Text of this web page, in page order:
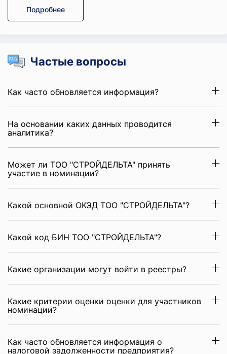
Подробнее
Частые вопросы
Как часто обновляется информация?
На основании каких данных проводится
аналитика?
Может ли ТОО "СТРОЙДЕЛЬТА" принять
участие в номинации?
Какой основной ОКЭД ТОО "СТРОЙДЕЛЬТА"?
Какой код БИН ТОО "СТРОЙДЕЛЬТА"?
Какие организации могут войти в реестры?
Какие критерии оценки оценки для участников
номинации?
Как часто обновляется информация о
налоговой задолженности предприятия?